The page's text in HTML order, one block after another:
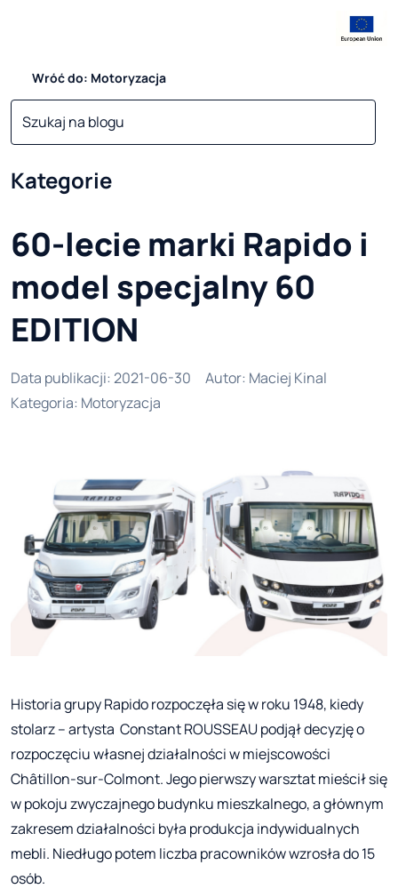
Wróć do: Motoryzacja
Kategorie
60-lecie marki Rapido i
model specjalny 60
EDITION
Data publikacji: 2021-06-30 Autor: Maciej Kinal
Kategoria: Motoryzacja
Historia grupy Rapido rozpoczęła się w roku 1948, kiedy
stolarz – artysta Constant ROUSSEAU podjął decyzję o
rozpoczęciu własnej działalności w miejscowości
Châtillon-sur-Colmont. Jego pierwszy warsztat mieścił się
w pokoju zwyczajnego budynku mieszkalnego, a głównym
zakresem działalności była produkcja indywidualnych
mebli. Niedługo potem liczba pracowników wzrosła do 15
osób.